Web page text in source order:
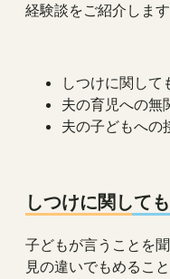
経験談をご紹介します
しつけに関して
夫の育児への無
夫の子どもへの
しつけに関して
子どもが言うことを
見の違いでもめるこ